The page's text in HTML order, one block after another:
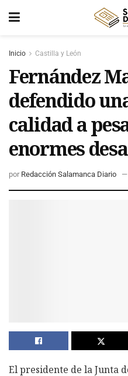
Inicio Castilla y León
Fernández
defendido
calidad a
enormes
por Redacción Salamanca Diario
El presidente de la Junta